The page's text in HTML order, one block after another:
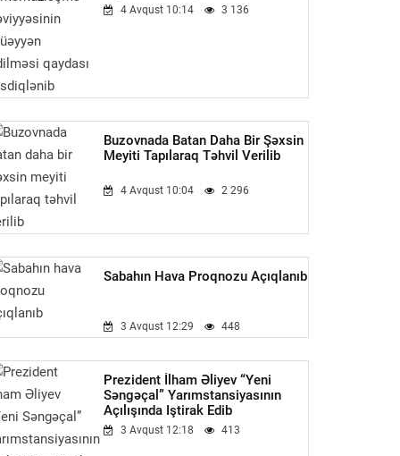
4 Avqust 10:14 3 136
Buzovnada Batan Daha Bir Şəxsin
Meyiti Tapılaraq Təhvil Verilib
4 Avqust 10:04 2 296
Sabahın Hava Proqnozu Açıqlanıb
3 Avqust 12:29 448
Prezident İlham Əliyev “Yeni
Səngəçal” Yarımstansiyasının
Açılışında Iştirak Edib
3 Avqust 12:18 413